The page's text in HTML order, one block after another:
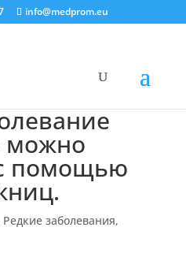
info@medprom.eu
можно
помощью
Редкие заболевания,